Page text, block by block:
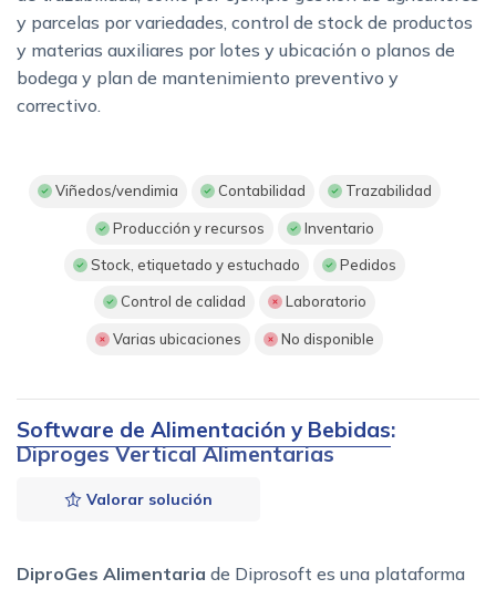
y parcelas por variedades, control de stock de productos
y materias auxiliares por lotes y ubicación o planos de
bodega y plan de mantenimiento preventivo y
correctivo.
Viñedos/vendimia Contabilidad Trazabilidad
Producción y recursos Inventario
Stock, etiquetado y estuchado Pedidos
Control de calidad Laboratorio
Varias ubicaciones No disponible
Software de Alimentación y Bebidas:
Diproges Vertical Alimentarias
Valorar solución
DiproGes Alimentaria de Diprosoft es una plataforma